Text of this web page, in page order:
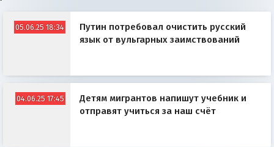
05.06.25 18:34
Путин потребовал очистить русский
язык от вульгарных заимствований
04.06.25 17:45
Детям мигрантов напишут учебник и
отправят учиться за наш счёт